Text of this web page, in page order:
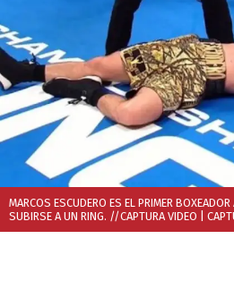
MARCOS ESCUDERO ES EL PRIMER
SUBIRSE A UN RING. //CAPTURA VIDEO |